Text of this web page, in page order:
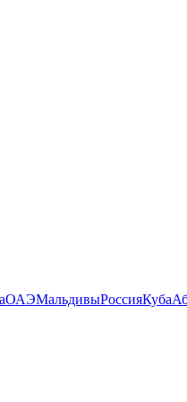
ОАЭМальдивыРоссияКуба